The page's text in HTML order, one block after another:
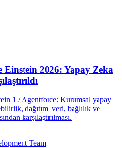
Einstein 2026: Yapay Zeka
1 / Agentforce: Kurumsal yapay
dağıtım, veri, bağlılık ve
karşılaştırılması.
Team